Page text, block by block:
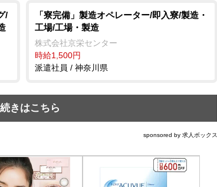
/
「寮完備」製造オペレーター/即入寮/製造・
工場/工場・製造
株式会社京栄センター
時給1,500円
派遣社員 / 神奈川県
続きはこちら
sponsored by 求人ボックス